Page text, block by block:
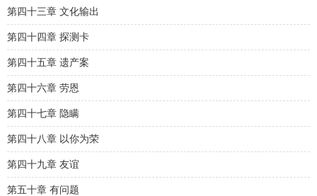
第四十三章 文化输出
第四十四章 探测卡
第四十五章 遗产案
第四十六章 劳恩
第四十七章 隐瞒
第四十八章 以你为荣
第四十九章 友谊
第五十章 有问题